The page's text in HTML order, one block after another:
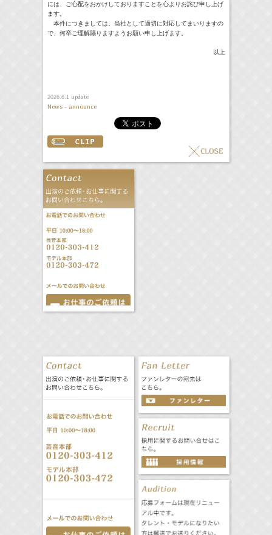
には、ご心配をおかけしておりますことを心よりお詫び申し上げ
ます。
本件につきましては、当社として適切に対応してまいりますの
で、何卒ご理解賜りますようお願い申し上げます。
以上
2026.6.1update
News - announce